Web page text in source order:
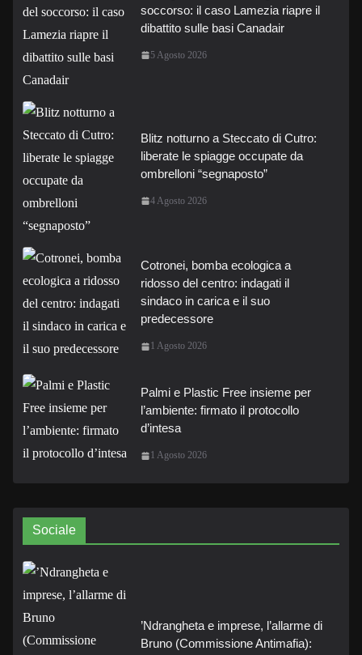
soccorso: il caso Lamezia riapre il
dibattito sulle basi Canadair
5 Agosto 2026
Blitz notturno a Steccato di Cutro:
liberate le spiagge occupate da
ombrelloni “segnaposto”
4 Agosto 2026
Cotronei, bomba ecologica a
ridosso del centro: indagati il
sindaco in carica e il suo
predecessore
1 Agosto 2026
Palmi e Plastic Free insieme per
l’ambiente: firmato il protocollo
d’intesa
1 Agosto 2026
Sociale
’Ndrangheta e imprese, l’allarme di
Bruno (Commissione Antimafia):